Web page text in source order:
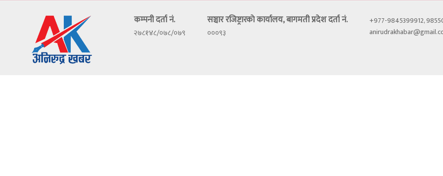
कम्पनी दर्ता नं.
२७८१४८/०७८/०७९
सञ्चार रजिष्ट्रारकाे कार्यालय, बागमती प्रदेश दर्ता नं.
०००९३
+977-9845399912,